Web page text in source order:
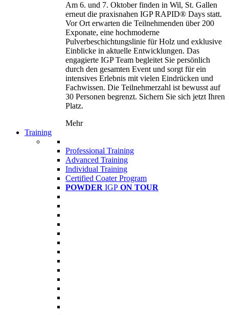
Am 6. und 7. Oktober finden in Wil, St. Gallen
erneut die praxisnahen IGP RAPID® Days statt.
Vor Ort erwarten die Teilnehmenden über 200
Exponate, eine hochmoderne
Pulverbeschichtungslinie für Holz und exklusive
Einblicke in aktuelle Entwicklungen. Das
engagierte IGP Team begleitet Sie persönlich
durch den gesamten Event und sorgt für ein
intensives Erlebnis mit vielen Eindrücken und
Fachwissen. Die Teilnehmerzahl ist bewusst auf
30 Personen begrenzt. Sichern Sie sich jetzt Ihren
Platz.
Mehr
Training
Professional Training
Advanced Training
Individual Training
Certified Coater Program
POWDER IGP ON TOUR